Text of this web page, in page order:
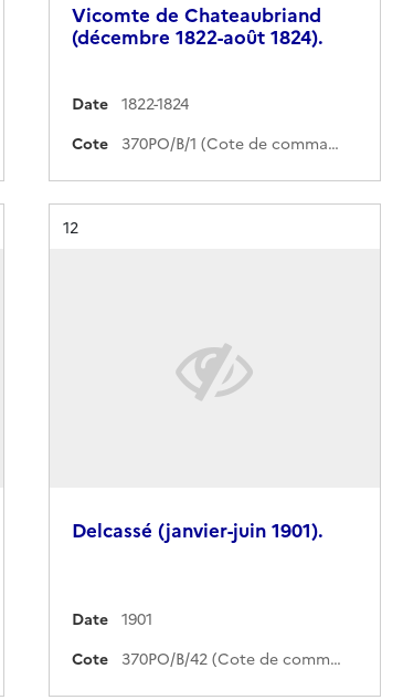
Vicomte de Chateaubriand
(décembre 1822-août 1824).
Date
1822-1824
Cote
370PO/B/1 (Cote de commande)
Résultat n°
12
Delcassé (janvier-juin 1901).
Date
1901
Cote
370PO/B/42 (Cote de commande)